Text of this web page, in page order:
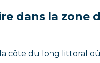
dans la zone
la côte du long littoral